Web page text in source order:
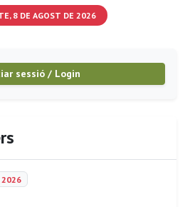
8 DE AGOST DE 2026
sessió / Login